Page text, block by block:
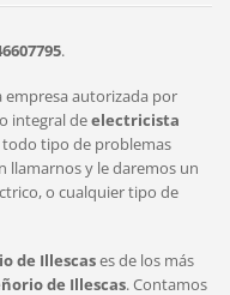
.
empresa autorizada por
integral deelectricista
tipo de problemas
llamarnos y le daremos un
o cualquier tipo de
de Illescases de los más
de Illescas. Contamos